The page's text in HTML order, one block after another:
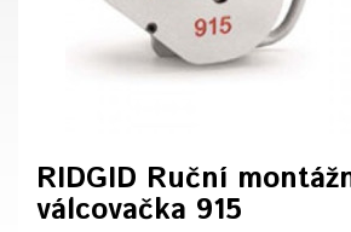
RIDGID Ruční
válcovačka 915